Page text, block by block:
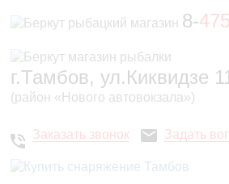
8-
г.Тамбов, ул.Киквидзе
(район «Нового автовокзала»)
Заказать звонок Задать